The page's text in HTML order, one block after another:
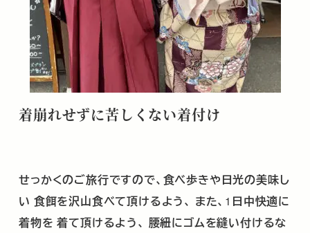
着崩れせずに苦しくない着付け
せっかくのご旅行ですので、食べ歩きや日光の美味し
い 食餌を沢山食べて頂けるよう、 また、 1 日中快適に
着物を 着て頂けるよう、 腰紐にゴムを縫い付けるな